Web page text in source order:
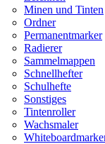
Minen und Tinten
Ordner
Permanentmarker
Radierer
Sammelmappen
Schnellhefter
Schulhefte
Sonstiges
Tintenroller
Wachsmaler